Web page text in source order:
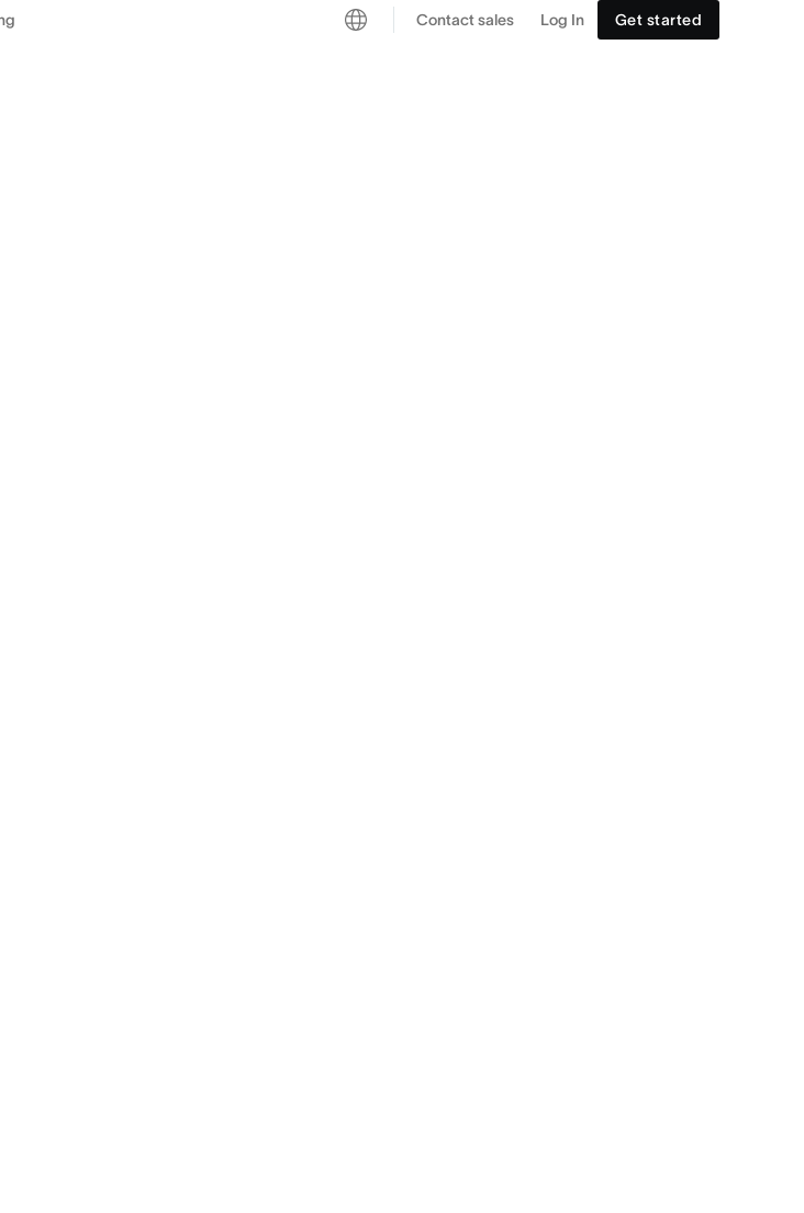
Contact sales Log In Get started